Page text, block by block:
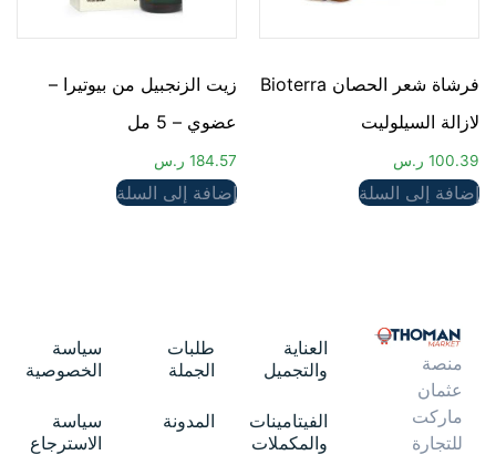
فرشاة شعر الحصان Bioterra
لازالة السيلوليت
100.39 ر.س
إضافة إلى السلة
زيت الزنجبيل من بيوتيرا –
عضوي – 5 مل
184.57 ر.س
إضافة إلى السلة
منصة
عثمان
ماركت
للتجارة
العناية
والتجميل
الفيتامينات
والمكملات
طلبات
الجملة
المدونة
سياسة
الخصوصية
سياسة
الاسترجاع